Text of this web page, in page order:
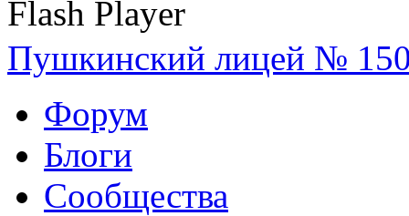
Flash Player
Пушкинский лицей №
Форум
Блоги
Сообщества